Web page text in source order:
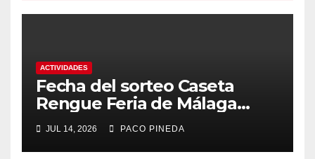
ACTIVIDADES
Fecha del sorteo Caseta
Rengue Feria de Málaga
2026
JUL 14, 2026 PACO PINEDA